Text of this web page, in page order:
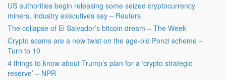
US authorities begin releasing some seized cryptocurrency
miners, industry executives say – Reuters
The collapse of El Salvador’s bitcoin dream – The Week
Crypto scams are a new twist on the age-old Ponzi scheme –
Turn to 10
4 things to know about Trump’s plan for a ‘crypto strategic
reserve’ – NPR